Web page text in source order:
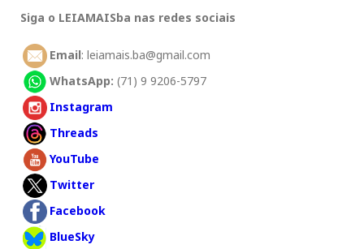
Siga o LEIAMAISba nas redes sociais
Email: leiamais.ba@gmail.com
WhatsApp: (71) 9 9206-5797
Instagram
Threads
YouTube
Twitter
Facebook
BlueSky